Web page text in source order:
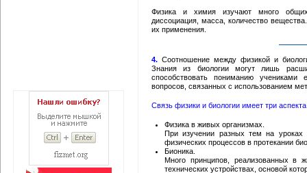
Физика и химия изучают много общих
диссоциация, масса, количество
их применения.
4. Соотношение между физикой и
Знания из биологии могут лишь
способствовать пониманию учениками
вопросов, связанных с использованием
Связь физики и биологии имеет три
Физика в живых организмах.
При изучении разных тем на уроках
физических процессов в протекании
Бионика.
Много принципов, реализованных в
технических устройствах, основой